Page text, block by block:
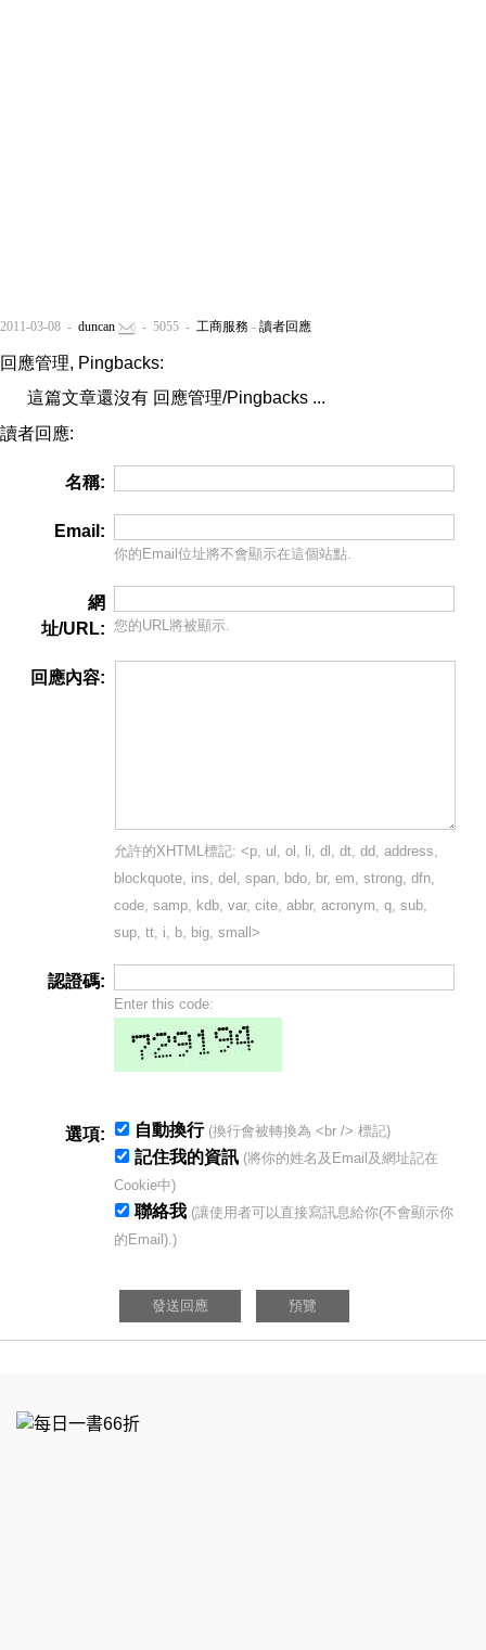
2011-03-08 - duncan - 5055 - 工商服務 - 讀者回應
回應管理, Pingbacks:
這篇文章還沒有 回應管理/Pingbacks ...
讀者回應:
名稱:
Email:
你的Email位址將不會顯示在這個站點.
網
址/URL: 您的URL將被顯示.
回應內容:
允許的XHTML標記: <p, ul, ol, li, dl, dt, dd, address,
blockquote, ins, del, span, bdo, br, em, strong, dfn,
code, samp, kdb, var, cite, abbr, acronym, q, sub,
sup, tt, i, b, big, small>
認證碼:
Enter this code:
選項: 自動換行 (換行會被轉換為 <br /> 標記)
記住我的資訊 (將你的姓名及Email及網址記在
Cookie中)
聯絡我 (讓使用者可以直接寫訊息給你(不會顯示你
的Email).)